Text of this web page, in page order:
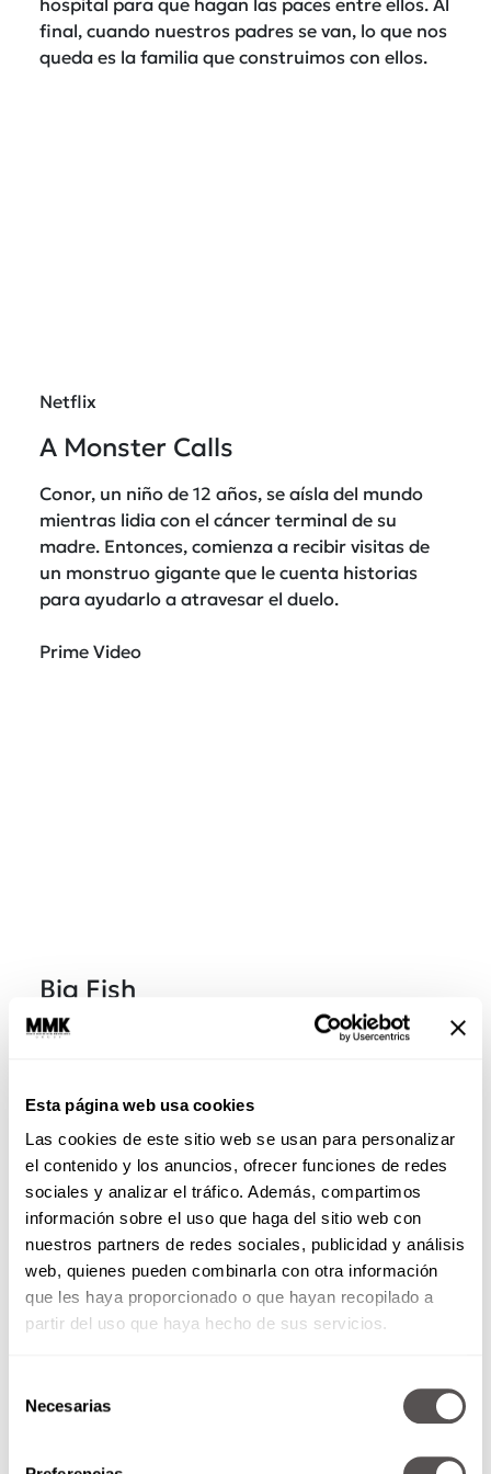
Esta página web usa cookies
Las cookies de este sitio web se usan para personalizar
el contenido y los anuncios, ofrecer funciones de redes
sociales y analizar el tráfico. Además, compartimos
información sobre el uso que haga del sitio web con
nuestros partners de redes sociales, publicidad y análisis
web, quienes pueden combinarla con otra información
que les haya proporcionado o que hayan recopilado a
partir del uso que haya hecho de sus servicios.
Necesarias
final, cuando nuestros padres se van, lo que nos
queda es la familia que construimos con ellos.
Netflix
A Monster Calls
Conor, un niño de 12 años, se aísla del mundo
mientras lidia con el cáncer terminal de su
madre. Entonces, comienza a recibir visitas de
un monstruo gigante que le cuenta historias
para ayudarlo a atravesar el duelo.
Prime Video
Big Fish
Esta peli de Tim Burton cuenta la historia de
de su padre, un hombre moribundo con hazañas
extraordinarias.
Prime Video
Extremely Loud & Incredibly
Close
Esta es la historia de Oskar, un niño de nueve
de su padre, quien murió en el 9/11, Oskar decide